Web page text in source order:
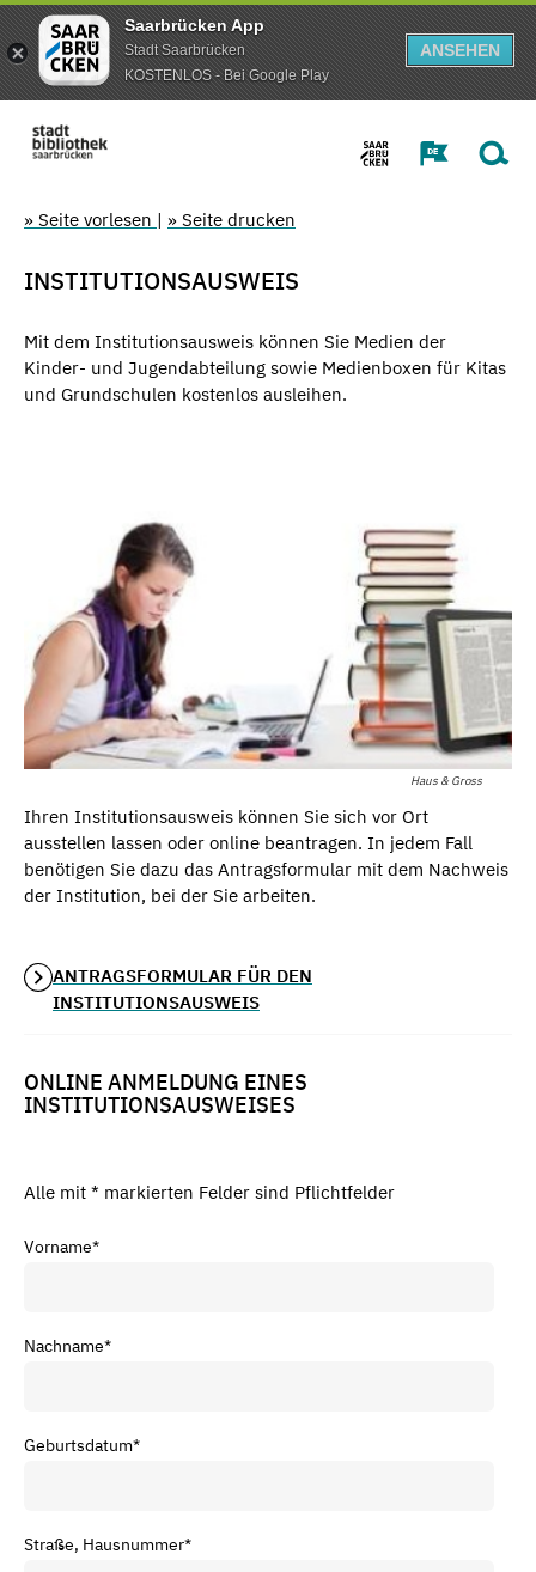
Saarbrücken App
Stadt Saarbrücken
KOSTENLOS - Bei Google Play
ANSEHEN
» Seite vorlesen | » Seite drucken
INSTITUTIONSAUSWEIS
Mit dem Institutionsausweis können Sie Medien der
Kinder- und Jugendabteilung sowie Medienboxen für Kitas
und Grundschulen kostenlos ausleihen.
Haus & Gross
Ihren Institutionsausweis können Sie sich vor Ort
ausstellen lassen oder online beantragen. In jedem Fall
benötigen Sie dazu das Antragsformular mit dem Nachweis
der Institution, bei der Sie arbeiten.
ANTRAGSFORMULAR FÜR DEN
INSTITUTIONSAUSWEIS
ONLINE ANMELDUNG EINES
INSTITUTIONSAUSWEISES
Alle mit * markierten Felder sind Pflichtfelder
Vorname*
Nachname*
Geburtsdatum*
Straße, Hausnummer*